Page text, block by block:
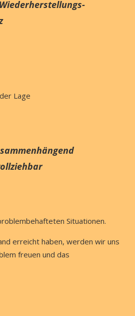
Lage
Situationen.
erreicht haben, werden wir uns
freuen und das